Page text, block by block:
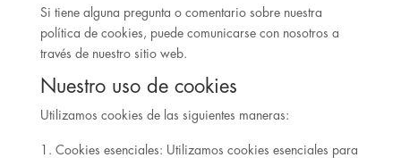
Si tiene alguna pregunta o comentario sobre nuestra
política de cookies, puede comunicarse con nosotros a
través de nuestro sitio web.
Nuestro uso de cookies
Utilizamos cookies de las siguientes maneras:
Cookies esenciales: Utilizamos cookies esenciales para